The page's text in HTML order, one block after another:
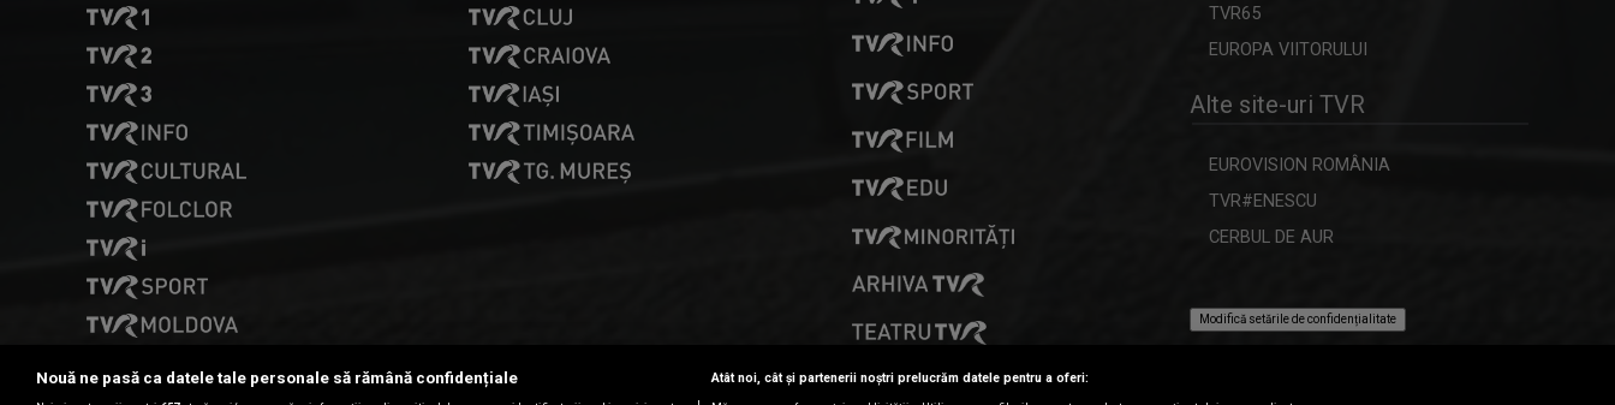
PRESELECȚII
TVR65
EUROPA VIITORULUI
Alte site-uri TVR
EUROVISION ROMÂNIA
TVR#ENESCU
CERBUL DE AUR
Modifică setările de confidențialitate
Nouă ne pasă ca datele tale personale să rămână confidențiale Atât noi, cât și partenerii noștri prelucrăm datele pentru a oferi: